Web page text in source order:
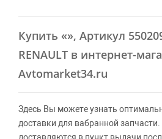
Купить «», Артикул
RENAULT в интернет-
Avtomarket34.ru
Здесь Вы можете узнать
доставки для вабранной